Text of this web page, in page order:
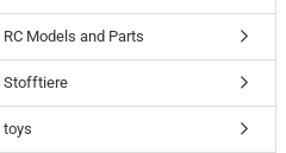
RC Models and Parts
Stofftiere
toys